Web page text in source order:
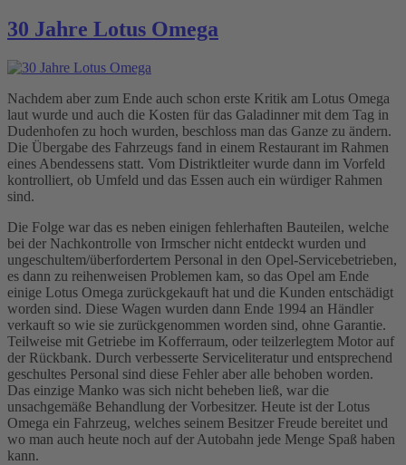
30 Jahre Lotus Omega
Nachdem aber zum Ende auch schon erste Kritik am Lotus Omega
laut wurde und auch die Kosten für das Galadinner mit dem Tag in
Dudenhofen zu hoch wurden, beschloss man das Ganze zu ändern.
Die Übergabe des Fahrzeugs fand in einem Restaurant im Rahmen
eines Abendessens statt. Vom Distriktleiter wurde dann im Vorfeld
kontrolliert, ob Umfeld und das Essen auch ein würdiger Rahmen
sind.
Die Folge war das es neben einigen fehlerhaften Bauteilen, welche
bei der Nachkontrolle von Irmscher nicht entdeckt wurden und
ungeschultem/überfordertem Personal in den Opel-Servicebetrieben,
es dann zu reihenweisen Problemen kam, so das Opel am Ende
einige Lotus Omega zurückgekauft hat und die Kunden entschädigt
worden sind. Diese Wagen wurden dann Ende 1994 an Händler
verkauft so wie sie zurückgenommen worden sind, ohne Garantie.
Teilweise mit Getriebe im Kofferraum, oder teilzerlegtem Motor auf
der Rückbank. Durch verbesserte Serviceliteratur und entsprechend
geschultes Personal sind diese Fehler aber alle behoben worden.
Das einzige Manko was sich nicht beheben ließ, war die
unsachgemäße Behandlung der Vorbesitzer. Heute ist der Lotus
Omega ein Fahrzeug, welches seinem Besitzer Freude bereitet und
wo man auch heute noch auf der Autobahn jede Menge Spaß haben
kann.